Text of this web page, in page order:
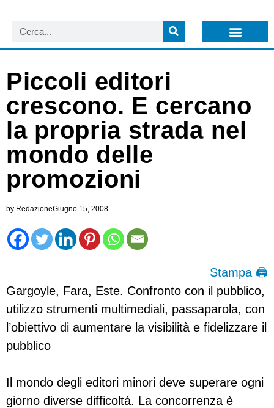
Piccoli editori
crescono. E cercano
la propria strada nel
mondo delle
promozioni
by RedazioneGiugno 15, 2008
Stampa 🖨
Gargoyle, Fara, Este. Confronto con il pubblico,
utilizzo strumenti multimediali, passaparola, con
l’obiettivo di aumentare la visibilità e fidelizzare il
pubblico
Il mondo degli editori minori deve superare ogni
giorno diverse difficoltà. La concorrenza è